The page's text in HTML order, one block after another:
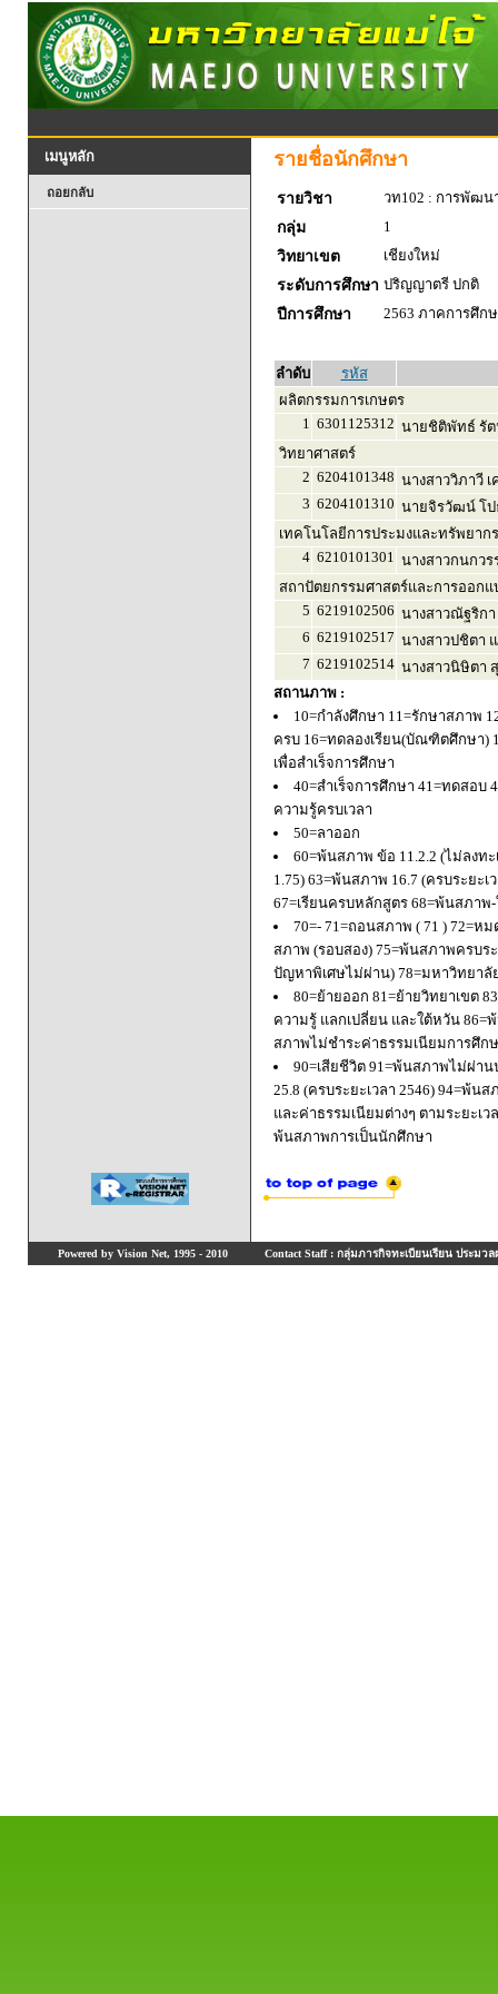
เมนูหลัก
ถอยกลับ
รายชื่อนักศึกษา
รายวิชา
วท102 : การพัฒน
กลุ่ม
1
วิทยาเขต
เชียงใหม่
ระดับการศึกษา ปริญญาตรี ปกติ
ปีการศึกษา
2563 ภาคการศึก
ลำดับ
รหัส
ผลิตกรรมการเกษตร
1 6301125312 นายชิติพัทธ์ รั
วิทยาศาสตร์
2 6204101348 นางสาววิภาวี
3 6204101310 นายจิรวัฒน์ โป
เทคโนโลยีการประมงและทรัพยาก
4 6210101301 นางสาวกนกว
สถาปัตยกรรมศาสตร์และการออก
5 6219102506 นางสาวณัฐริกา
6 6219102517 นางสาวปชิตา
7 6219102514 นางสาวนิษิตา
สถานภาพ :
10=กำลังศึกษา 11=รักษาสภาพ
ครบ 16=ทดลองเรียน(บัณฑิตศึกษา)
เพื่อสำเร็จการศึกษา
40=สำเร็จการศึกษา 41=ทดสอบ
ความรู้ครบเวลา
50=ลาออก
60=พ้นสภาพ ข้อ 11.2.2 (ไม่ลงท
1.75) 63=พ้นสภาพ 16.7 (ครบระยะ
67=เรียนครบหลักสูตร 68=พ้นสภา
70=- 71=ถอนสภาพ ( 71 ) 72=
สภาพ (รอบสอง) 75=พ้นสภาพครบ
ปัญหาพิเศษไม่ผ่าน) 78=มหาวิทยา
80=ย้ายออก 81=ย้ายวิทยาเขต
ความรู้ แลกเปลี่ยน และใต้หวัน
สภาพไม่ชำระค่าธรรมเนียมการศึก
90=เสียชีวิต 91=พ้นสภาพไม่ผ่า
25.8 (ครบระยะเวลา 2546) 94=พ้
และค่าธรรมเนียมต่างๆ ตามระยะเ
พ้นสภาพการเป็นนักศึกษา
Powered by Vision Net, 1995 - 2010 Contact Staff : กลุ่มภารกิจทะเบียนเรียน ประมวล